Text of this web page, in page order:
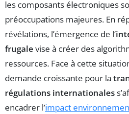
les composants électroniques
préoccupations majeures. En
révélations, l’émergence de l’
frugale vise à créer des
ressources. Face à cette
demande croissante pour la
régulations internationales
encadrer l’impact